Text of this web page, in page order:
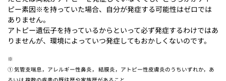
ピー素因※を持っていた場合、自分が発症する可能性はゼロでは
ありません。
アトピー遺伝子を持っているからといって必ず発症するわけではあ
りませんが、環境によっていつ発症してもおかしくないのです。
※
① 気管支喘息，アレルギー性鼻炎， 結膜炎，アトピー性皮膚炎のうちいずれか，あ